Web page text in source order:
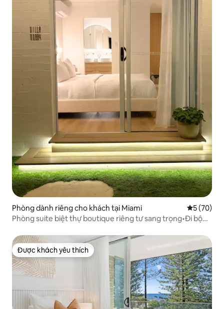
Phòng dành riêng cho khách tại Miami Xếp hạng
5 (70)
Phòng suite biệt thự boutique riêng tư sang trọng•Đi bộ
Được khách yêu thích
Được khách yêu thích